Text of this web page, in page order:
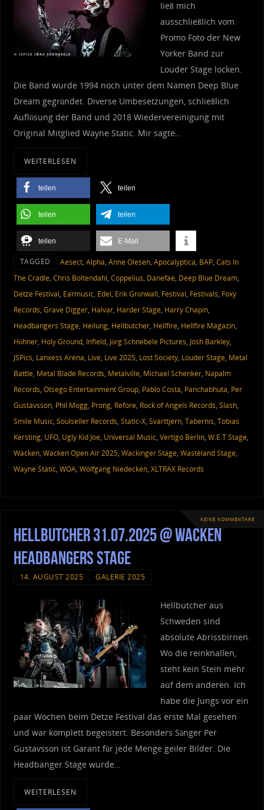
ließ mich
ausschließlich vom
Promo Foto der New
Yorker Band zur
Louder Stage locken.
Die Band wurde 1994 noch unter dem Namen Deep Blue
Dream gegründet. Diverse Umbesetzungen, schließlich
Auflösung der Band und 2018 Wiedervereinigung mit
Original Mitglied Wayne Static. Mir sagte…
WEITERLESEN
teilen teilen
teilen teilen
teilen E-Mail
TAGGED Aesect, Alpha, Anne Olesen, Apocalyptica, BAP, Cats In
The Cradle, Chris Boltendahl, Coppelius, Danefae, Deep Blue Dream,
Detze Festival, Earmusic, Edel, Erik Grönwall, Festival, Festivals, Foxy
Records, Grave Digger, Halvar, Harder Stage, Harry Chapin,
Headbangers Stage, Heilung, Hellbutcher, Hellfire, Hellfire Magazin,
Höhner, Holy Ground, Infield, Jörg Schnebele Pictures, Josh Barkley,
JSPics, Lanxess Arena, Live, Live 2025, Lost Society, Louder Stage, Metal
Battle, Metal Blade Records, Metalville, Michael Schenker, Napalm
Records, Otsego Entertainment Group, Pablo Costa, Panchabhuta, Per
Gustavsson, Phil Mogg, Prong, Refore, Rock of Angels Records, Slash,
Smile Music, Soulseller Records, Static-X, Svarttjern, Tabernis, Tobias
Kersting, UFO, Ugly Kid Joe, Universal Music, Vertigo Berlin, W.E.T Stage,
Wacken, Wacken Open Air 2025, Wackinger Stage, Wasteland Stage,
Wayne Static, WOA, Wolfgang Niedecken, XLTRAX Records
KEINE KOMMENTARE
Hellbutcher 31.07.2025 @ Wacken
Headbangers Stage
14. AUGUST 2025 GALERIE 2025
Hellbutcher aus
Schweden sind
absolute Abrissbirnen.
Wo die reinknallen,
steht kein Stein mehr
auf dem anderen. Ich
habe die Jungs vor ein
paar Wochen beim Detze Festival das erste Mal gesehen
und war komplett begeistert. Besonders Sänger Per
Gustavsson ist Garant für jede Menge geiler Bilder. Die
Headbanger Stage wurde…
WEITERLESEN